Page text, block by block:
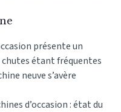
présente un
étant fréquentes
neuve s’avère
d’occasion : état du